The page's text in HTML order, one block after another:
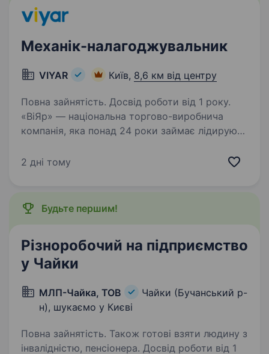
Механік-налагоджувальник
VIYAR Київ, 8,6 км від центру
Повна зайнятість. Досвід роботи від 1 року.
«ВіЯр» — національна торгово-виробнича
компанія, яка понад 24 роки займає лідируючу
Ми зберігаємо високу динаміку зростання і
2 дні тому
Будьте першим!
Різноробочий на підприємство
у Чайки
МЛП-Чайка, ТОВ
Чайки (Бучанський р-
н), шукаємо у Києві
Повна зайнятість. Також готові взяти людину з
інвалідністю, пенсіонера. Досвід роботи від 1